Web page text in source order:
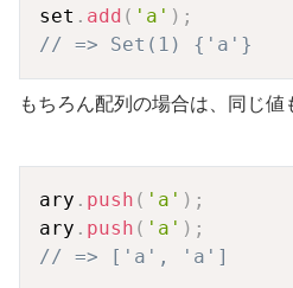
set . add ( 'a' ) ;
// => Set(1) {'a'}
もちろん配列の場合は、同じ値
ary . push ( 'a' ) ;
ary . push ( 'a' ) ;
// => ['a', 'a']